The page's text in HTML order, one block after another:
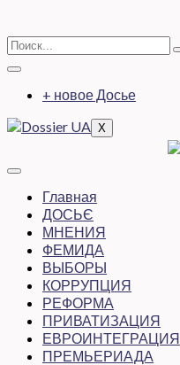
+ новое Досье
X
Главная
ДОСЬЄ
МНЕНИЯ
ФЕМИДА
ВЫБОРЫ
КОРРУПЦИЯ
РЕФОРМА
ПРИВАТИЗАЦИЯ
ЕВРОИНТЕГРАЦИЯ
ПРЕМЬЕРИАДА